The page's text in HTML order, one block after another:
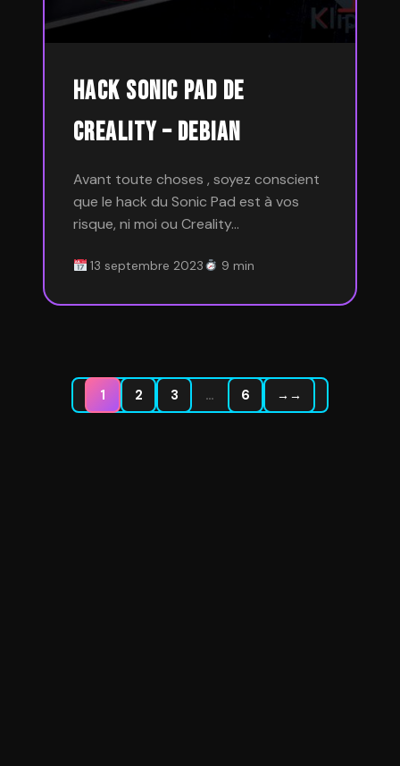
Hack Sonic Pad de
Creality – Debian
Avant toute choses , soyez conscient
que le hack du Sonic Pad est à vos
risque, ni moi ou Creality…
13 septembre 2023 9 min
1 2 3 … 6 →